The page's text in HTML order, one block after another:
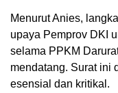
Menurut Anies,
upaya Pemprov DKI
selama PPKM
mendatang. Surat ini
esensial dan kritikal.